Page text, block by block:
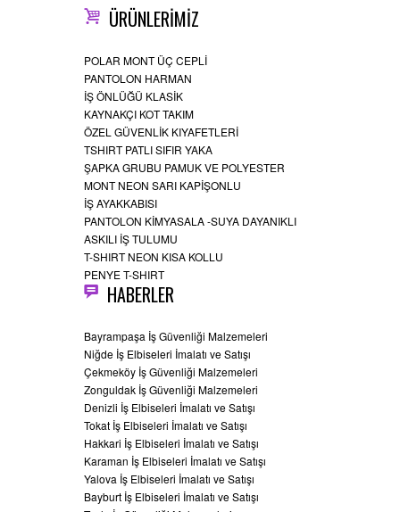
ÜRÜNLERİMİZ
POLAR MONT ÜÇ CEPLİ
PANTOLON HARMAN
İŞ ÖNLÜĞÜ KLASİK
KAYNAKÇI KOT TAKIM
ÖZEL GÜVENLİK KIYAFETLERİ
TSHIRT PATLI SIFIR YAKA
ŞAPKA GRUBU PAMUK VE POLYESTER
MONT NEON SARI KAPİŞONLU
İŞ AYAKKABISI
PANTOLON KİMYASALA -SUYA DAYANIKLI
ASKILI İŞ TULUMU
T-SHIRT NEON KISA KOLLU
PENYE T-SHIRT
HABERLER
Bayrampaşa İş Güvenliği Malzemeleri
Niğde İş Elbiseleri İmalatı ve Satışı
Çekmeköy İş Güvenliği Malzemeleri
Zonguldak İş Güvenliği Malzemeleri
Denizli İş Elbiseleri İmalatı ve Satışı
Tokat İş Elbiseleri İmalatı ve Satışı
Hakkari İş Elbiseleri İmalatı ve Satışı
Karaman İş Elbiseleri İmalatı ve Satışı
Yalova İş Elbiseleri İmalatı ve Satışı
Bayburt İş Elbiseleri İmalatı ve Satışı